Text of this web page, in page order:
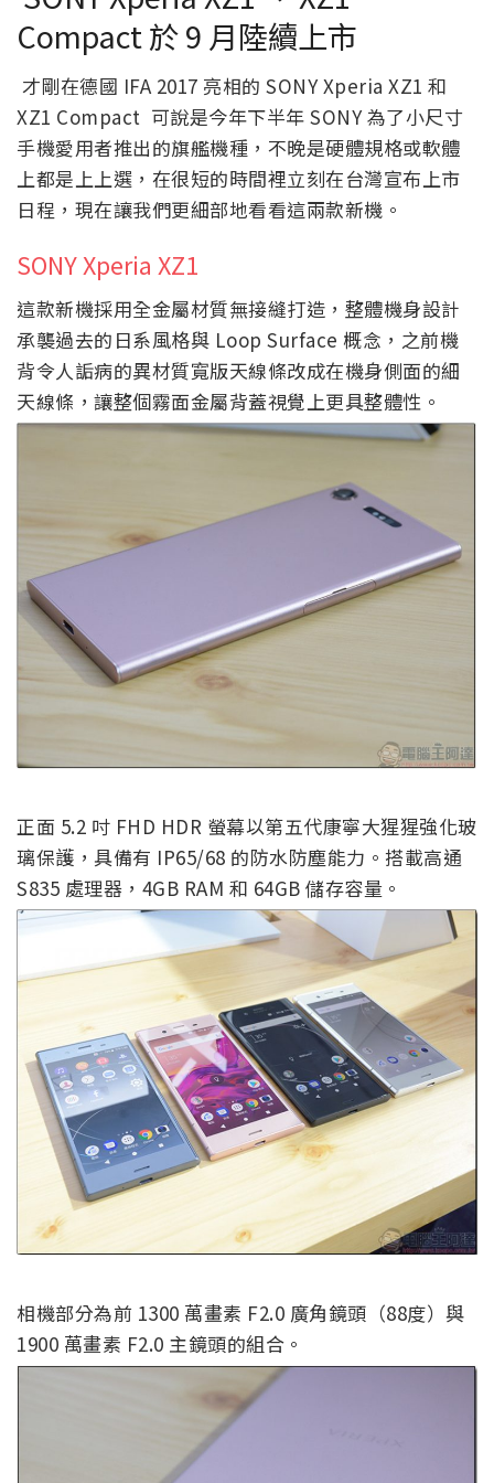
Compact 於 9 月陸續上市
才剛在德國 IFA 2017 亮相的 SONY Xperia XZ1 和
XZ1 Compact 可說是今年下半年 SONY 為了小尺寸
手機愛用者推出的旗艦機種，不晚是硬體規格或軟體
上都是上上選，在很短的時間裡立刻在台灣宣布上市
日程，現在讓我們更細部地看看這兩款新機。
SONY Xperia XZ1
這款新機採用全金屬材質無接縫打造，整體機身設計
承襲過去的日系風格與 Loop Surface 概念，之前機
背令人詬病的異材質寬版天線條改成在機身側面的細
天線條，讓整個霧面金屬背蓋視覺上更具整體性。
正面 5.2 吋 FHD HDR 螢幕以第五代康寧大猩猩強化玻
璃保護，具備有 IP65/68 的防水防塵能力。搭載高通
S835 處理器，4GB RAM 和 64GB 儲存容量。
相機部分為前 1300 萬畫素 F2.0 廣角鏡頭（88度）與
1900 萬畫素 F2.0 主鏡頭的組合。